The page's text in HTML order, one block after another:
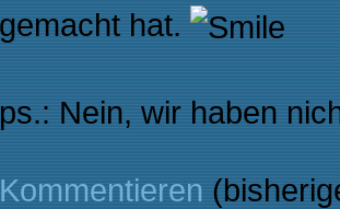
gemacht hat.
ps.: Nein, wir haben
Kommentieren